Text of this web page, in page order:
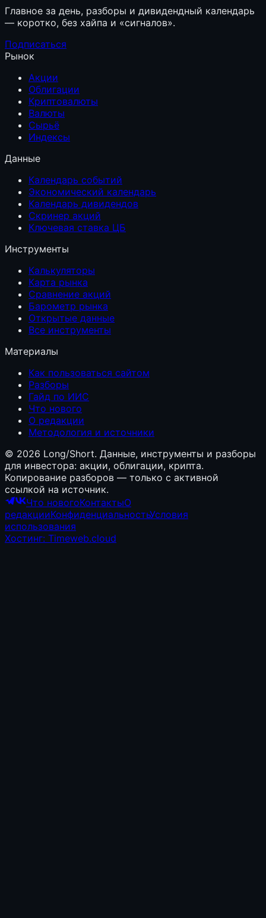
Главное за день, разборы и дивидендный календарь
— коротко, без хайпа и «сигналов».
Подписаться
Рынок
Акции
Облигации
Криптовалюты
Валюты
Сырьё
Индексы
Данные
Календарь событий
Экономический календарь
Календарь дивидендов
Скринер акций
Ключевая ставка ЦБ
Инструменты
Калькуляторы
Карта рынка
Сравнение акций
Барометр рынка
Открытые данные
Все инструменты
Материалы
Как пользоваться сайтом
Разборы
Гайд по ИИС
Что нового
О редакции
Методология и источники
© 2026 Long/Short. Данные, инструменты и разборы
для инвестора: акции, облигации, крипта.
Копирование разборов — только с активной
ссылкой на источник.
Что новогоКонтактыО
редакцииКонфиденциальностьУсловия
использования
Хостинг: Timeweb.cloud